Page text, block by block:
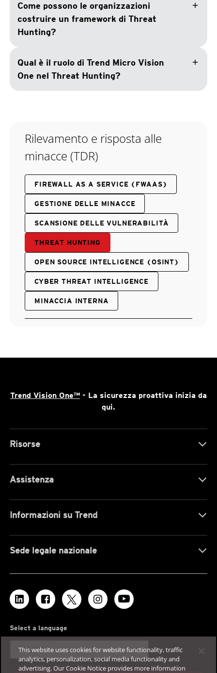
Come possono le organizzazioni
costruire un framework di Threat
Hunting?
add
Qual è il ruolo di Trend Micro Vision
One nel Threat Hunting?
add
Rilevamento e risposta alle
minacce (TDR)
FIREWALL AS A SERVICE (FWAAS)
GESTIONE DELLE MINACCE
SCANSIONE DELLE VULNERABILITÀ
THREAT HUNTING
OPEN SOURCE INTELLIGENCE (OSINT)
CYBER THREAT INTELLIGENCE
MINACCIA INTERNA
Trend Vision One™ - La sicurezza proattiva inizia da
qui.
Risorse
Assistenza
Informazioni su Trend
Sede legale nazionale
Select a language
Italiano expand_more
This website uses cookies for website functionality, traffic
analytics, personalization, social media functionality and
advertising. Our Cookie Notice provides more information